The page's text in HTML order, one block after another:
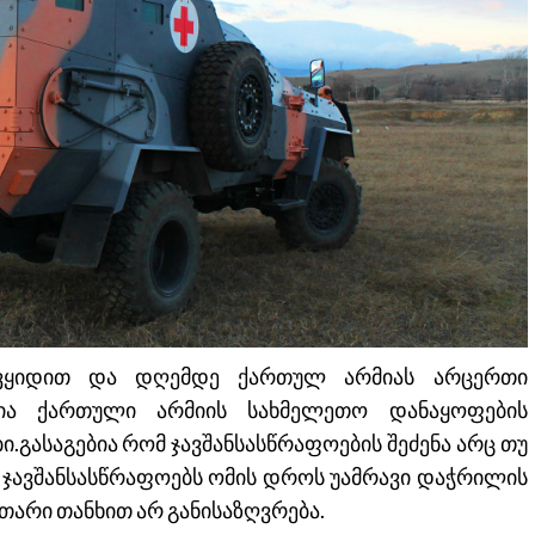
ვყიდით და დღემდე ქართულ არმიას არცერთი
ქართული არმიის სახმელეთო დანაყოფების
რომ ჯავშანსასწრაფოების შეძენა არც თუ
ომის დროს უამრავი დაჭრილის
თანხით არ განისაზღვრება.